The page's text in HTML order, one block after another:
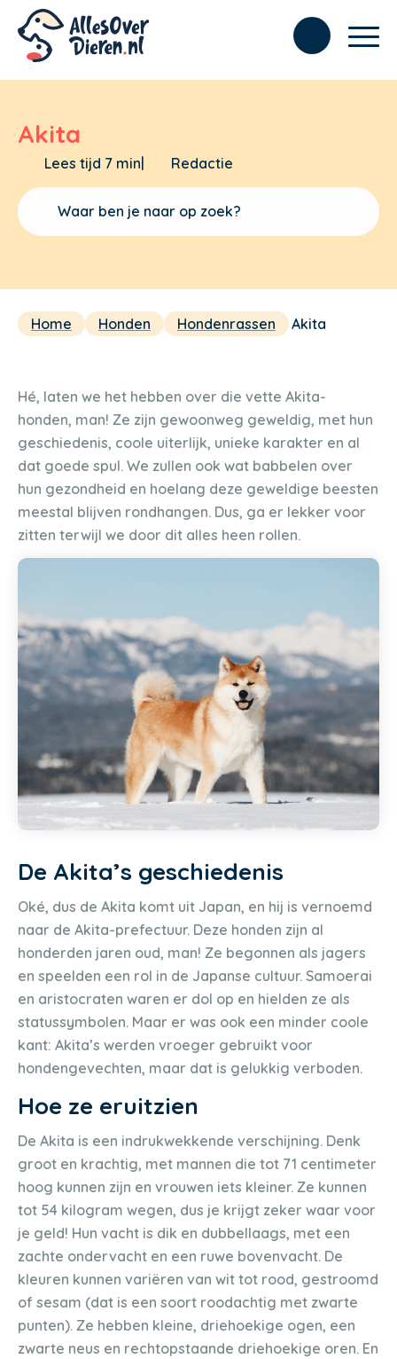
Akita
Lees tijd 7 min| Redactie
Home Honden Hondenrassen Akita
Hé, laten we het hebben over die vette Akita-
honden, man! Ze zijn gewoonweg geweldig, met hun
geschiedenis, coole uiterlijk, unieke karakter en al
dat goede spul. We zullen ook wat babbelen over
hun gezondheid en hoelang deze geweldige beesten
meestal blijven rondhangen. Dus, ga er lekker voor
zitten terwijl we door dit alles heen rollen.
De Akita’s geschiedenis
Oké, dus de Akita komt uit Japan, en hij is vernoemd
naar de Akita-prefectuur. Deze honden zijn al
honderden jaren oud, man! Ze begonnen als jagers
en speelden een rol in de Japanse cultuur. Samoerai
en aristocraten waren er dol op en hielden ze als
statussymbolen. Maar er was ook een minder coole
kant: Akita’s werden vroeger gebruikt voor
hondengevechten, maar dat is gelukkig verboden.
Hoe ze eruitzien
De Akita is een indrukwekkende verschijning. Denk
groot en krachtig, met mannen die tot 71 centimeter
hoog kunnen zijn en vrouwen iets kleiner. Ze kunnen
tot 54 kilogram wegen, dus je krijgt zeker waar voor
je geld! Hun vacht is dik en dubbellaags, met een
zachte ondervacht en een ruwe bovenvacht. De
kleuren kunnen variëren van wit tot rood, gestroomd
of sesam (dat is een soort roodachtig met zwarte
punten). Ze hebben kleine, driehoekige ogen, een
zwarte neus en rechtopstaande driehoekige oren. En